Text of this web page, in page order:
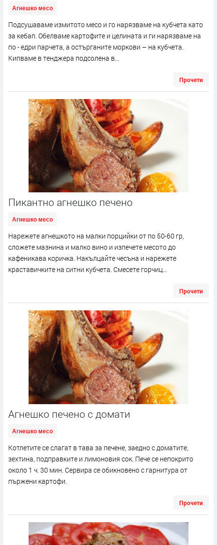
Агнешко месо
Подсушаваме измитото месо и го нарязваме на кубчета като
за кебап. Обелваме картофите и целината и ги нарязваме на
по - едри парчета, а остърганите моркови – на кубчета.
Кипваме в тенджера подсолена в...
Прочети
Пикантно агнешко печено
Агнешко месо
Нарежете агнешкото на малки порцийки от по 50-60 гр,
сложете мазнина и малко вино и изпeчете месото до
кафеникава коричка. Накълцайте чесъна и нарежете
краставичките на ситни кубчета. Смесете горчиц...
Прочети
Агнешко печено с домати
Агнешко месо
Котлетите се слагат в тава за печене, заедно с доматите,
зехтина, подправките и лимоновия сок. Пече се непокрито
около 1 ч. 30 мин. Сервира се обикновено с гарнитура от
пържени картофи.
Прочети